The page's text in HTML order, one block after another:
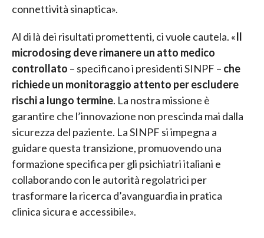
connettività sinaptica».
Al di là dei risultati promettenti, ci vuole cautela. «Il
microdosing deve rimanere un atto medico
controllato – specificano i presidenti SINPF – che
richiede un monitoraggio attento per escludere
rischi a lungo termine. La nostra missione è
garantire che l’innovazione non prescinda mai dalla
sicurezza del paziente. La SINPF si impegna a
guidare questa transizione, promuovendo una
formazione specifica per gli psichiatri italiani e
collaborando con le autorità regolatrici per
trasformare la ricerca d’avanguardia in pratica
clinica sicura e accessibile».